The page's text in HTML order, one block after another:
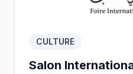
CULTURE
Salon